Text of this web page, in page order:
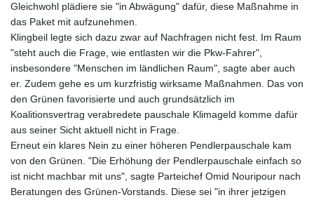
KGS 100.760472
KMF 491.993323
KRW 1637.219545
KWD 0.356067
KYD 0.96202
KZT 540.94374
LAK 26082.966454
LBP
103373.346556
LKR 387.758699
LRD 208.366759
LSL 18.828807
Gleichwohl plädiere sie "in Abwägung" dafür, diese Maßnahme in
das Paket mit aufzunehmen.
Klingbeil legte sich dazu zwar auf Nachfragen nicht fest. Im Raum
"steht auch die Frage, wie entlasten wir die Pkw-Fahrer",
insbesondere "Menschen im ländlichen Raum", sagte aber auch
er. Zudem gehe es um kurzfristig wirksame Maßnahmen. Das von
den Grünen favorisierte und auch grundsätzlich im
Koalitionsvertrag verabredete pauschale Klimageld komme dafür
aus seiner Sicht aktuell nicht in Frage.
Erneut ein klares Nein zu einer höheren Pendlerpauschale kam
von den Grünen. "Die Erhöhung der Pendlerpauschale einfach so
ist nicht machbar mit uns", sagte Parteichef Omid Nouripour nach
Beratungen des Grünen-Vorstands. Diese sei "in ihrer jetzigen